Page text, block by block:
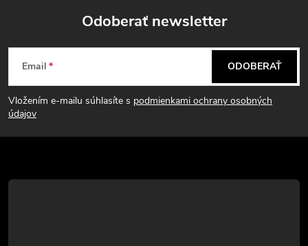
Z
á
p
t
Odoberať newsletter
Email
Vložením e-mailu súhlasíte s podmienkami ochrany osobných
údajov
ODOBERAŤ